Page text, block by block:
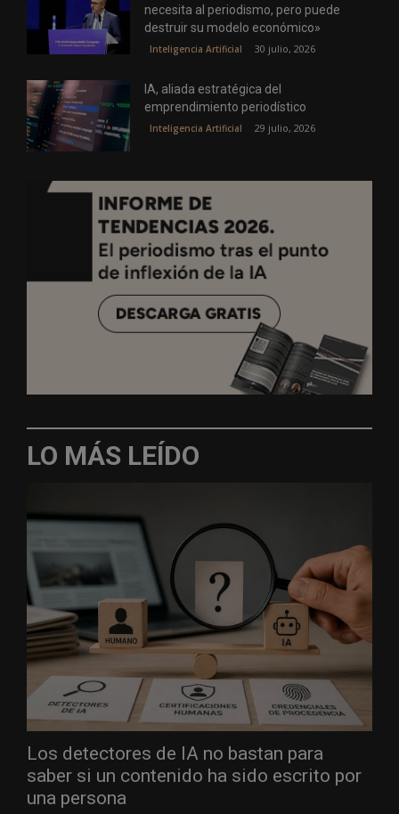
necesita al periodismo, pero puede
destruir su modelo económico»
Inteligencia Artificial 30 julio, 2026
IA, aliada estratégica del
emprendimiento periodístico
Inteligencia Artificial 29 julio, 2026
LO MÁS LEÍDO
Los detectores de IA no bastan para
saber si un contenido ha sido escrito por
una persona